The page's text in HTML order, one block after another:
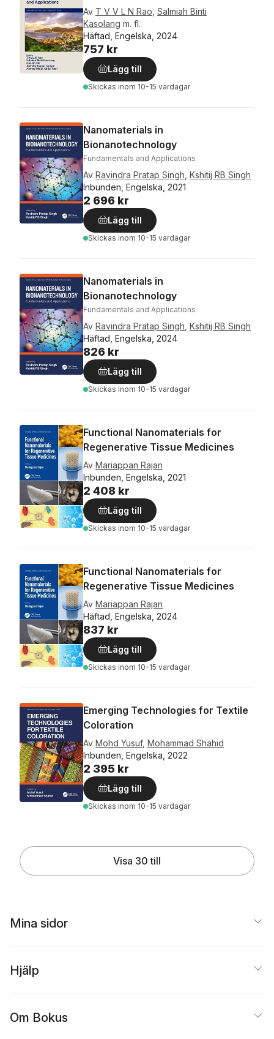
Av T V V L N Rao Salmiah Binti
Kasolang m. fl.
Häftad, Engelska, 2024
757 kr
Lägg till
Skickas inom 10-15 vardagar
Nanomaterials in
Bionanotechnology
Fundamentals and Applications
Av Ravindra Pratap Singh Kshitij RB Singh
Inbunden, Engelska, 2021
2 696 kr
Lägg till
Skickas inom 10-15 vardagar
Nanomaterials in
Bionanotechnology
Fundamentals and Applications
Av Ravindra Pratap Singh Kshitij RB Singh
Häftad, Engelska, 2024
826 kr
Lägg till
Skickas inom 10-15 vardagar
Functional Nanomaterials for
Regenerative Tissue Medicines
Av Mariappan Rajan
Inbunden, Engelska, 2021
2 408 kr
Lägg till
Skickas inom 10-15 vardagar
Functional Nanomaterials for
Regenerative Tissue Medicines
Av Mariappan Rajan
Häftad, Engelska, 2024
837 kr
Lägg till
Skickas inom 10-15 vardagar
Emerging Technologies for Textile
Coloration
Av Mohd Yusuf, Mohammad Shahid
Inbunden, Engelska, 2022
2 395 kr
Lägg till
Skickas inom 10-15 vardagar
Visa 30 till
Mina sidor
Hjälp
Om Bokus